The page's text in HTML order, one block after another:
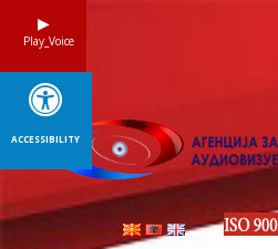
Play_Voice
ACCESSIBILITY